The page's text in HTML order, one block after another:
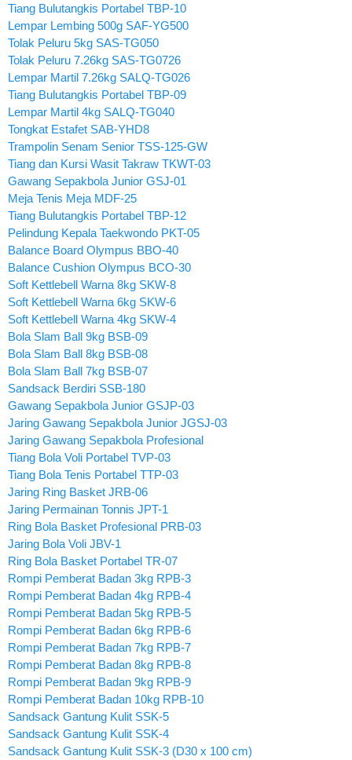
Tiang Bulutangkis Portabel TBP-10
Lempar Lembing 500g SAF-YG500
Tolak Peluru 5kg SAS-TG050
Tolak Peluru 7.26kg SAS-TG0726
Lempar Martil 7.26kg SALQ-TG026
Tiang Bulutangkis Portabel TBP-09
Lempar Martil 4kg SALQ-TG040
Tongkat Estafet SAB-YHD8
Trampolin Senam Senior TSS-125-GW
Tiang dan Kursi Wasit Takraw TKWT-03
Gawang Sepakbola Junior GSJ-01
Meja Tenis Meja MDF-25
Tiang Bulutangkis Portabel TBP-12
Pelindung Kepala Taekwondo PKT-05
Balance Board Olympus BBO-40
Balance Cushion Olympus BCO-30
Soft Kettlebell Warna 8kg SKW-8
Soft Kettlebell Warna 6kg SKW-6
Soft Kettlebell Warna 4kg SKW-4
Bola Slam Ball 9kg BSB-09
Bola Slam Ball 8kg BSB-08
Bola Slam Ball 7kg BSB-07
Sandsack Berdiri SSB-180
Gawang Sepakbola Junior GSJP-03
Jaring Gawang Sepakbola Junior JGSJ-03
Jaring Gawang Sepakbola Profesional
Tiang Bola Voli Portabel TVP-03
Tiang Bola Tenis Portabel TTP-03
Jaring Ring Basket JRB-06
Jaring Permainan Tonnis JPT-1
Ring Bola Basket Profesional PRB-03
Jaring Bola Voli JBV-1
Ring Bola Basket Portabel TR-07
Rompi Pemberat Badan 3kg RPB-3
Rompi Pemberat Badan 4kg RPB-4
Rompi Pemberat Badan 5kg RPB-5
Rompi Pemberat Badan 6kg RPB-6
Rompi Pemberat Badan 7kg RPB-7
Rompi Pemberat Badan 8kg RPB-8
Rompi Pemberat Badan 9kg RPB-9
Rompi Pemberat Badan 10kg RPB-10
Sandsack Gantung Kulit SSK-5
Sandsack Gantung Kulit SSK-4
Sandsack Gantung Kulit SSK-3 (D30 x 100 cm)